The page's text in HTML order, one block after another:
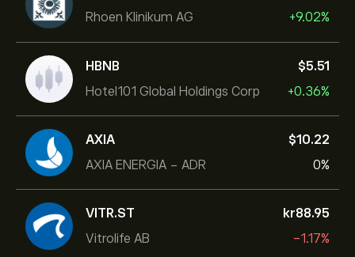
Rhoen Klinikum AG
+9.02%
HBNB
Hotel101 Global Holdings Corp
‎$‎5.51
+0.36%
AXIA
AXIA ENERGIA - ADR
‎$‎10.22
0%
VITR.ST
Vitrolife AB
‎kr‎88.95
-1.17%